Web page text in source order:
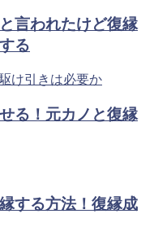
言われたけど復縁
る
る！元カノと復縁
する方法！復縁成